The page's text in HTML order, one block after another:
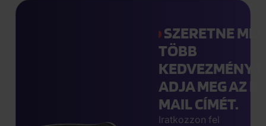
SZERETNE MÉG
TÖBB
ADJA MEG AZ E-
MAIL CÍMÉT.
Iratkozzon fel